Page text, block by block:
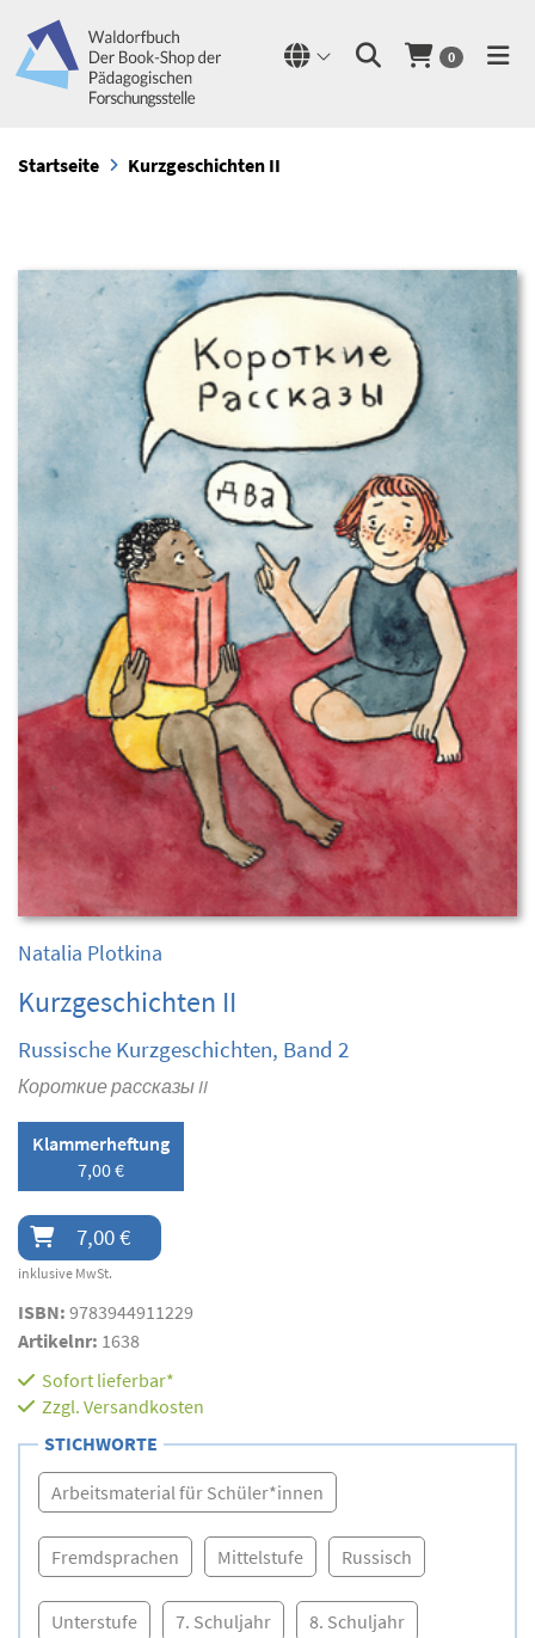
0
Startseite Kurzgeschichten II
Natalia Plotkina
Kurzgeschichten II
Russische Kurzgeschichten, Band 2
Короткие рассказы II
Klammerheftung
7,00 €
7,00 €
inklusive MwSt.
ISBN: 9783944911229
Artikelnr: 1638
Sofort lieferbar*
Zzgl. Versandkosten
STICHWORTE
Arbeitsmaterial für Schüler*innen
Fremdsprachen Mittelstufe Russisch
Unterstufe 7. Schuljahr 8. Schuljahr